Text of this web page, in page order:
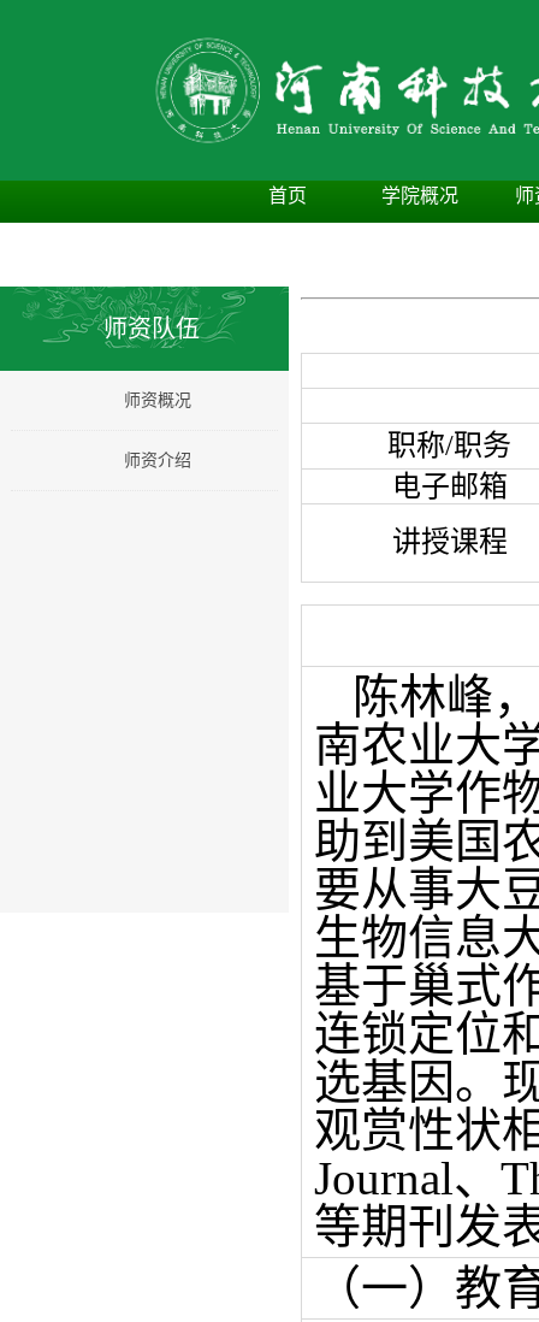
首页 学院概况 师
师资队伍
师资概况
师资介绍
职称/职务
电子邮箱
讲授课程
陈林峰
南农业大
业大学作
助到美国
要从事大
生物信息
基于巢式
连锁定位
选基因。
观赏性状
Journal、
等期刊发
（一）教